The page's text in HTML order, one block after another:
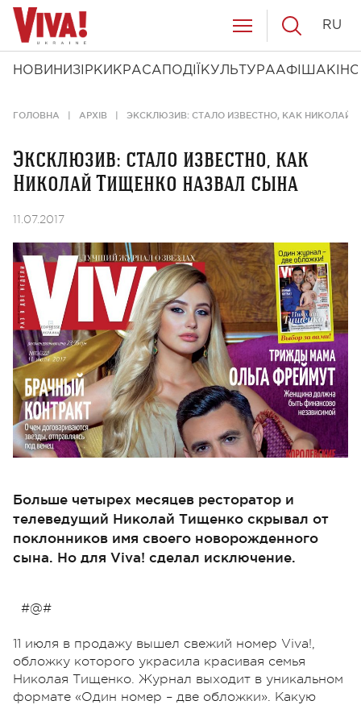
НОВИНИ ЗІРКИ КРАСА ПОДІЇ КУЛЬТУРААФІША КІНО
RU
ГОЛОВНА АРХІВ ЭКСКЛЮЗИВ: СТАЛО ИЗВЕСТНО, КАК НИКОЛАЙ
Эксклюзив: стало известно, как
Николай Тищенко назвал сына
11.07.2017
Больше четырех месяцев ресторатор и
телеведущий Николай Тищенко скрывал от
поклонников имя своего новорожденного
сына. Но для Viva! сделал исключение.
#@#
11 июля в продажу вышел свежий номер Viva!,
обложку которого украсила красивая семья
Николая Тищенко. Журнал выходит в уникальном
формате «Один номер – две обложки». Какую